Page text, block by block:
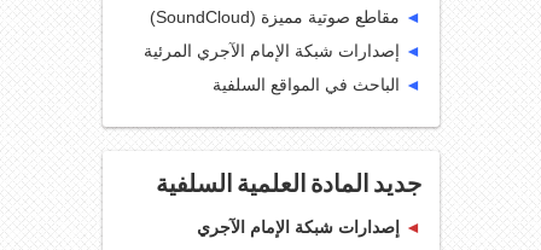
◄ مقاطع صوتية مميزة (SoundCloud)
◄ إصدارات شبكة الإمام الآجري المرئية
◄ الباحث في المواقع السلفية
جديد المادة العلمية السلفية
◄
إصدارات شبكة الإمام الآجري